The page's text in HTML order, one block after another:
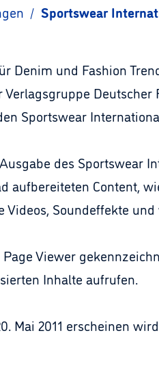
/ Sportswear
Denim und Fashion
Sportswear
des Sportswear
aufbereiteten Content,
Soundeffekte und
Viewer
Inhalte aufrufen.
Mai 2011 erscheinen